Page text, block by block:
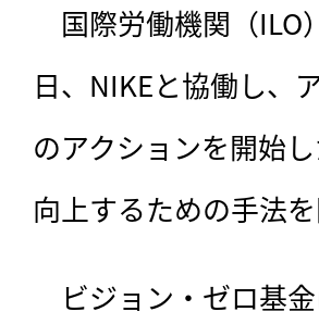
国際労働機関（ILO
日、NIKEと協働し、
のアクションを開始
向上するための手法を
ビジョン・ゼロ基金